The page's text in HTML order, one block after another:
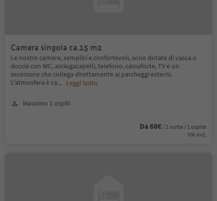
Camera singola ca.15 m2
Le nostre camere, semplici e confortevoli, sono dotate di vasca o
doccia con WC, asciugacapelli, telefono, cassaforte, TV e un
ascensore che collega direttamente ai parcheggi esterni.
L'atmosfera è ca... Leggi tutto
Massimo 1 ospiti
Da 68€ / 1 notte / 1 ospite
IVA incl.